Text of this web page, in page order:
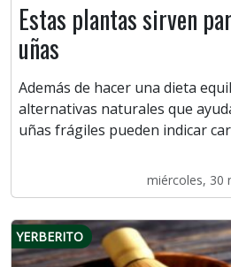
Estas plantas sirven
uñas
Además de hacer una dieta
alternativas naturales que
uñas frágiles pueden indicar
miércoles, 30
YERBERITO